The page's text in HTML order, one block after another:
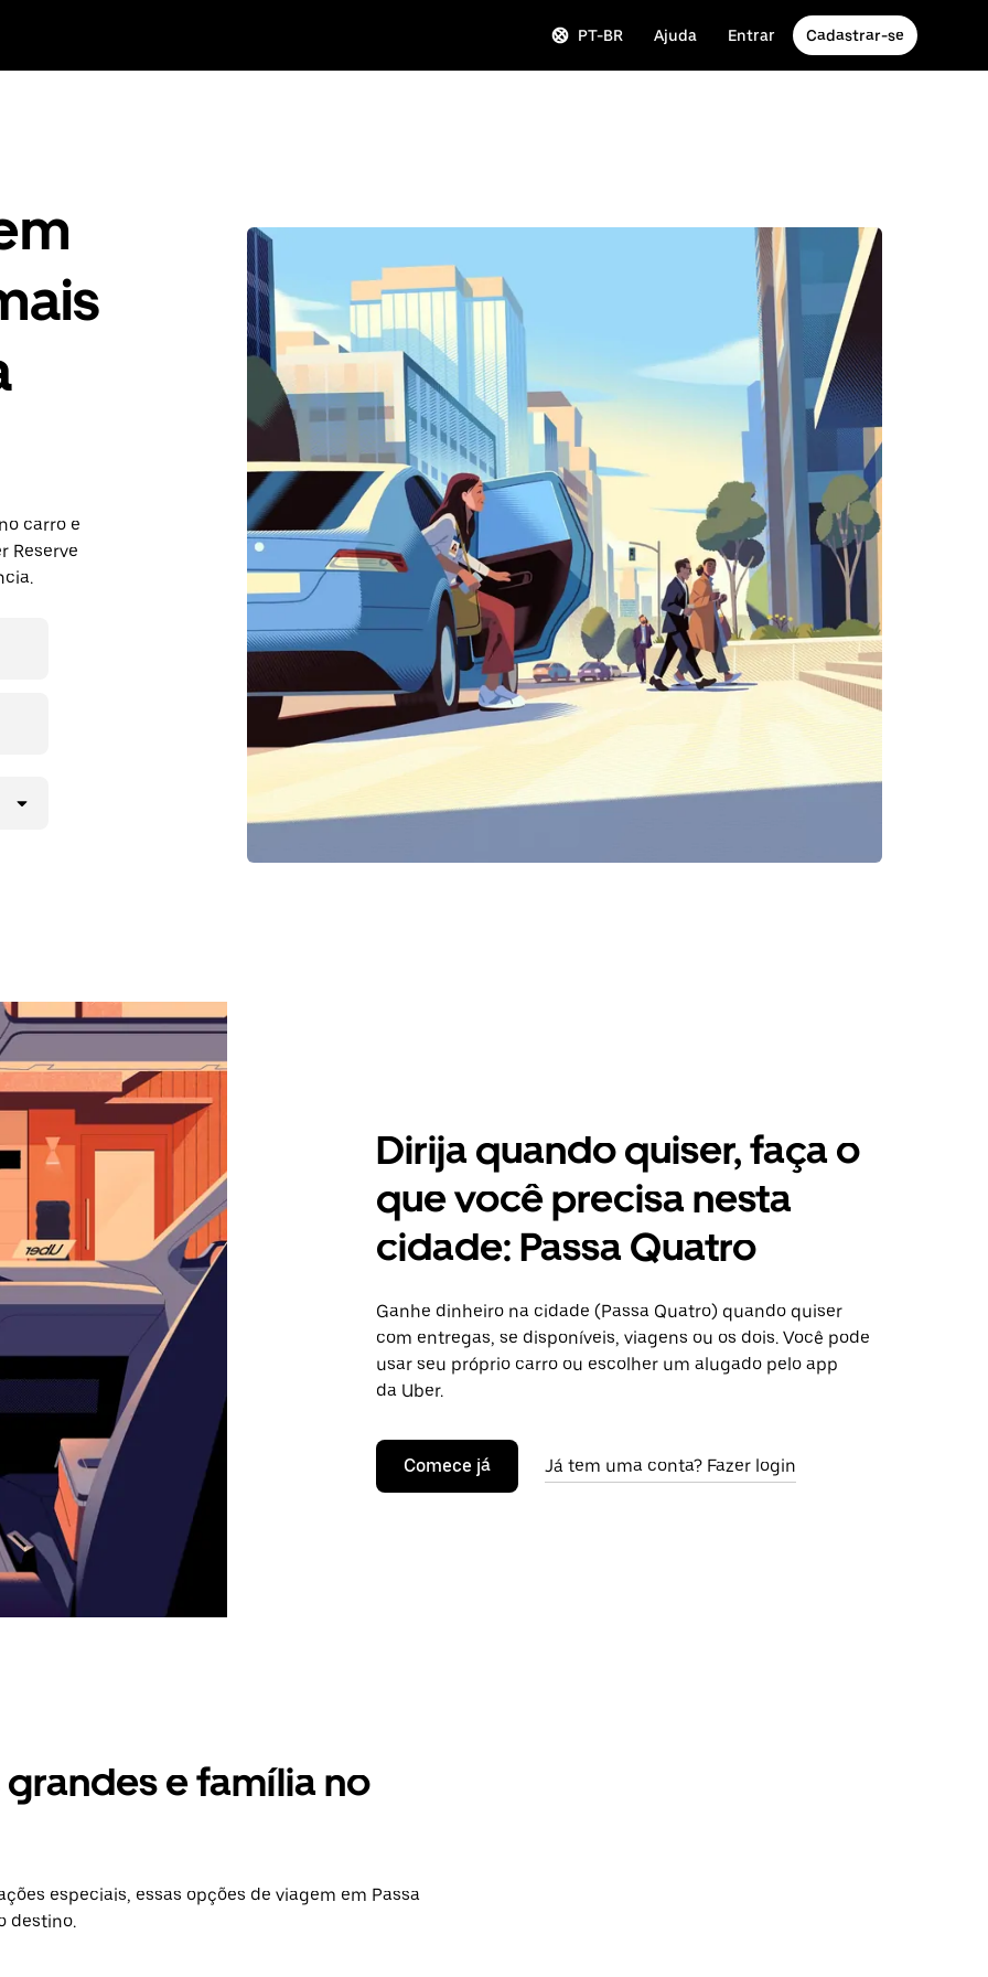
PT-BR Ajuda Entrar Cadastrar-se
carro e
Reserve
Dirija quando quiser, faça o
que você precisa nesta
cidade: Passa Quatro
Ganhe dinheiro na cidade (Passa Quatro) quando quiser
com entregas, se disponíveis, viagens ou os dois. Você pode
usar seu próprio carro ou escolher um alugado pelo app
da Uber.
Comece já Já tem uma conta? Fazer login
e família no
especiais, essas opções de viagem em Passa
destino.